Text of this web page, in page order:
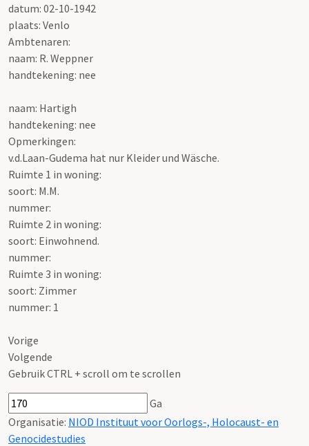
datum: 02-10-1942
plaats: Venlo
Ambtenaren:
naam: R. Weppner
handtekening: nee
naam: Hartigh
handtekening: nee
Opmerkingen:
v.d.Laan-Gudema hat nur Kleider und Wäsche.
Ruimte 1 in woning:
soort: M.M.
nummer:
Ruimte 2 in woning:
soort: Einwohnend.
nummer:
Ruimte 3 in woning:
soort: Zimmer
nummer: 1
Vorige
Volgende
Gebruik CTRL + scroll om te scrollen
Ga
Organisatie: NIOD Instituut voor Oorlogs-, Holocaust- en
Genocidestudies